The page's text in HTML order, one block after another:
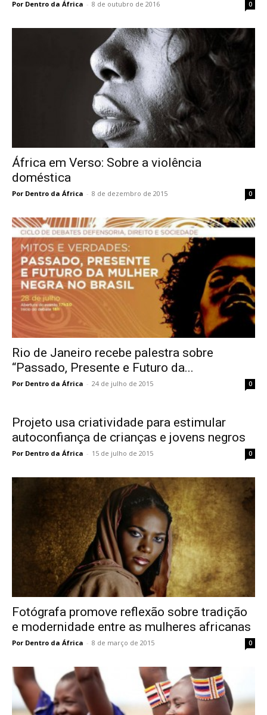
Por Dentro da África - 8 de outubro de 2016 0
África em Verso: Sobre a violência
doméstica
Por Dentro da África - 8 de dezembro de 2015 0
Rio de Janeiro recebe palestra sobre
“Passado, Presente e Futuro da...
Por Dentro da África - 24 de julho de 2015 0
Projeto usa criatividade para estimular
autoconfiança de crianças e jovens negros
Por Dentro da África - 15 de julho de 2015 0
Fotógrafa promove reflexão sobre tradição
e modernidade entre as mulheres africanas
Por Dentro da África - 8 de março de 2015 0